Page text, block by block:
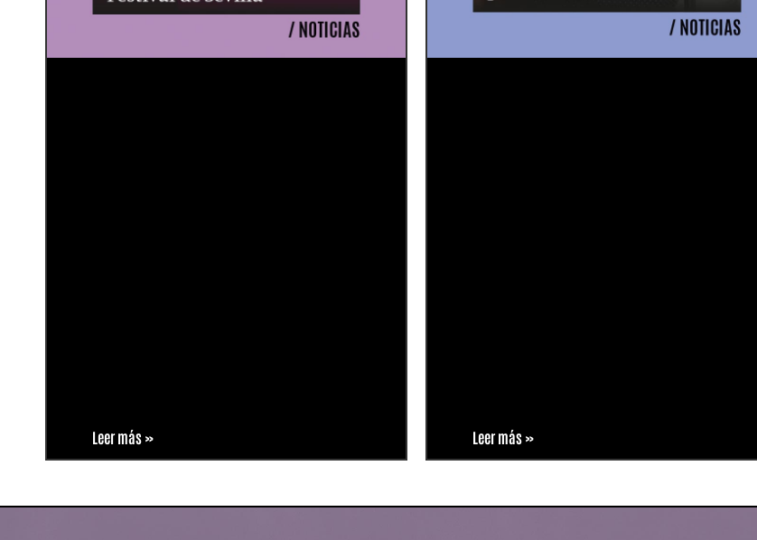
Leer más » Leer más »